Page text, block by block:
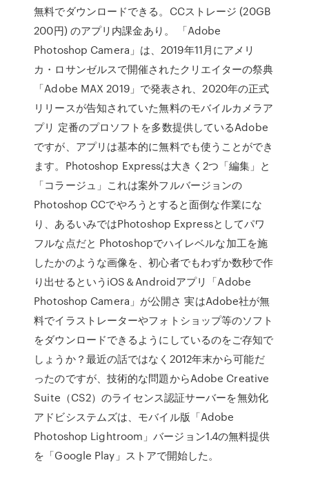
無料でダウンロードできる。CCストレージ (20GB
200円) のアプリ内課金あり。 「Adobe
Photoshop Camera」は、2019年11月にアメリ
カ・ロサンゼルスで開催されたクリエイターの祭典
「Adobe MAX 2019」で発表され、2020年の正式
リリースが告知されていた無料のモバイルカメラア
プリ 定番のプロソフトを多数提供しているAdobe
ですが、アプリは基本的に無料でも使うことができ
ます。Photoshop Expressは大きく2つ「編集」と
「コラージュ」これは案外フルバージョンの
Photoshop CCでやろうとすると面倒な作業にな
り、あるいみではPhotoshop Expressとしてパワ
フルな点だと Photoshopでハイレベルな加工を施
したかのような画像を、初心者でもわずか数秒で作
り出せるというiOS＆Androidアプリ「Adobe
Photoshop Camera」が公開さ 実はAdobe社が無
料でイラストレーターやフォトショップ等のソフト
をダウンロードできるようにしているのをご存知で
しょうか？最近の話ではなく2012年末から可能だ
ったのですが、技術的な問題からAdobe Creative
Suite（CS2）のライセンス認証サーバーを無効化
アドビシステムズは、モバイル版「Adobe
Photoshop Lightroom」バージョン1.4の無料提供
を「Google Play」ストアで開始した。